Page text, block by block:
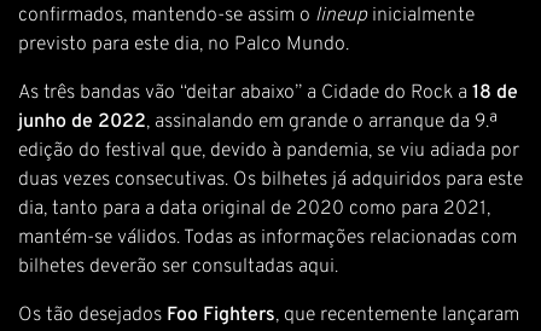
confirmados, mantendo-se assim o lineupinicialmente
previsto para este dia, no Palco Mundo.
As três bandas vão “deitar abaixo” a Cidade do Rock a 18 de
junho de 2022, assinalando em grande o arranque da 9.ª
edição do festival que, devido à pandemia, se viu adiada por
duas vezes consecutivas. Os bilhetes já adquiridos para este
dia, tanto para a data original de 2020 como para 2021,
mantém-se válidos. Todas as informações relacionadas com
bilhetes deverão ser consultadas aqui.
Os tão desejados Foo Fighters, que recentemente lançaram